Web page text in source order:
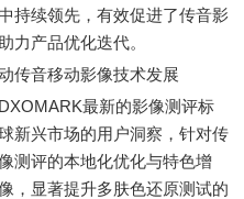
持续领先，有效促进了传音影
力产品优化迭代。
音移动影像技术发展
最新的影像测评标
新兴市场的用户洞察，针对传
测评的本地化优化与特色增
，显著提升多肤色还原测试的